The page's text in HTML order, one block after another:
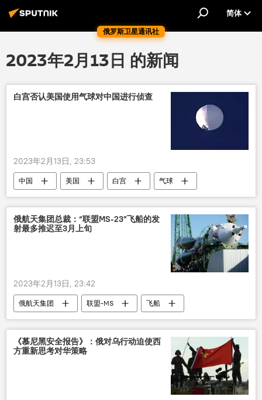
俄罗斯卫星通讯社
简体
2023年2月13日 的新闻
白宫否认美国使用气球对中国进行侦查
2023年2月13日, 23:53
中国 美国 白宫
气球
国际
俄航天集团总裁：“联盟MS-23”飞船的发
射最多推迟至3月上旬
2023年2月13日, 23:42
俄航天集团 联盟-MS
飞船
发射
推迟
《慕尼黑安全报告》：俄对乌行动迫使西
方重新思考对华策略